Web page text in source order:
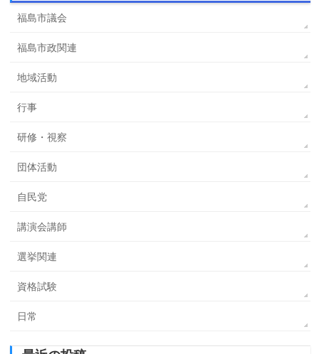
福島市議会
福島市政関連
地域活動
行事
研修・視察
団体活動
自民党
講演会講師
選挙関連
資格試験
日常